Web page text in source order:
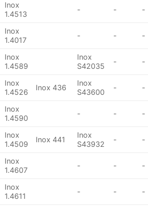
Inox
1.4513
- - -
Inox
1.4017
- - -
Inox
1.4589
Inox
S42035
- -
Inox
1.4526
Inox 436
Inox
S43600
- -
Inox
1.4590
- - -
Inox
1.4509
Inox 441
Inox
S43932
- -
Inox
1.4607
- - -
Inox
1.4611
- - -